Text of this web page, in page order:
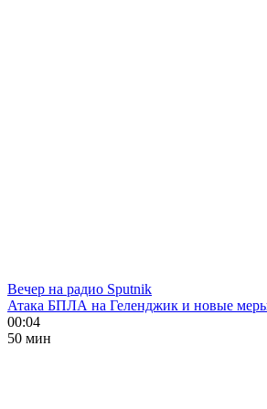
Вечер на радио Sputnik
Атака БПЛА на Геленджик и новые
00:04
50 мин